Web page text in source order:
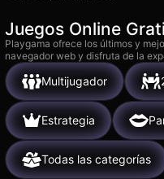
Juegos Online
Playgama ofrece los últimos y
navegador web y disfruta de la
Multijugador
Estrategia
Todas las categorías